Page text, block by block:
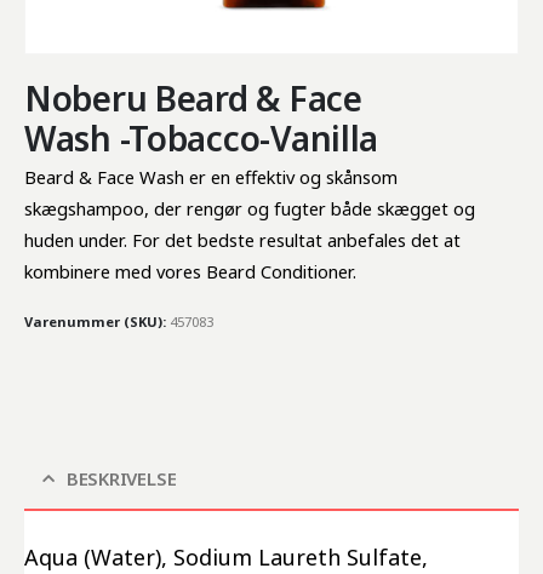
Noberu Beard & Face
Wash -Tobacco-Vanilla
Beard & Face Wash er en effektiv og skånsom
skægshampoo, der rengør og fugter både skægget og
huden under. For det bedste resultat anbefales det at
kombinere med vores Beard Conditioner.
Varenummer (SKU): 457083
BESKRIVELSE
Aqua (Water), Sodium Laureth Sulfate,